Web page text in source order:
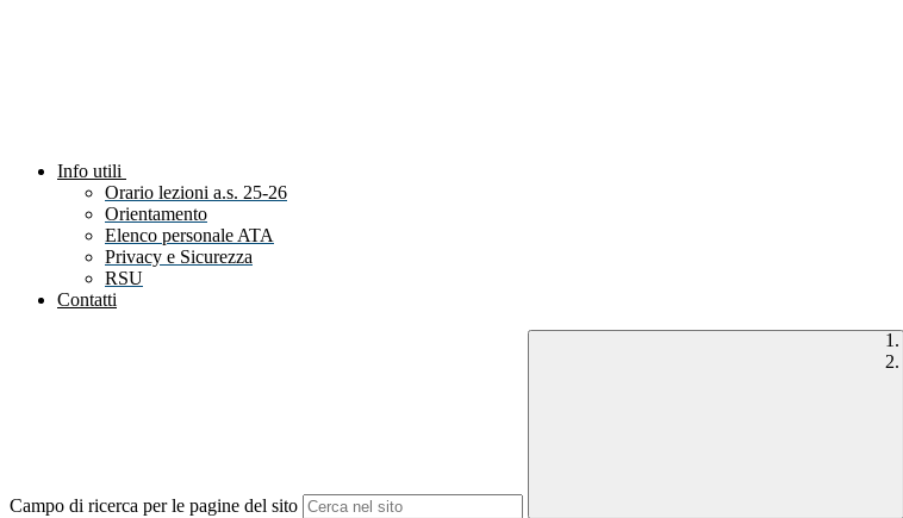
Info utili
Orario lezioni a.s. 25-26
Orientamento
Elenco personale ATA
Privacy e Sicurezza
RSU
Contatti
Campo di ricerca per le pagine del sito